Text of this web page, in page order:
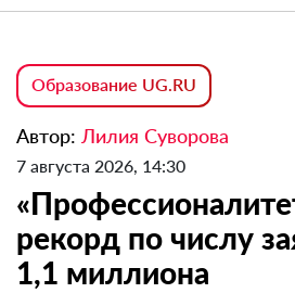
Образование UG.RU
Автор: Лилия Суворова
7 августа 2026, 14:30
рекорд по числу
1,1 миллиона